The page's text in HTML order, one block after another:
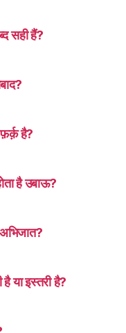
सही हैं?
है?
है उबाऊ?
या इस्तरी है?